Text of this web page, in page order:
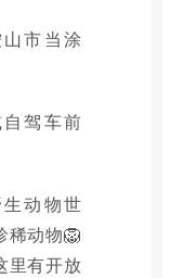
市当涂
驾车前
动物世
稀动物🦁
里有开放